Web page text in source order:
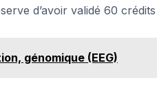
d’avoir validé 60
génomique (EEG)